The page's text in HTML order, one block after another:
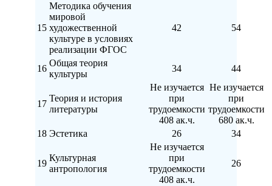
15
Методика обучения
мировой
художественной
культуре в условиях
реализации ФГОС
42 54
16
Общая теория
культуры
34 44
17
Теория и история
литературы
Не изучается
при
трудоемкости
408 ак.ч.
Не изучается
при
трудоемкости
680 ак.ч.
18 Эстетика 26 34
19
Культурная
антропология
Не изучается
при
трудоемкости
408 ак.ч.
26